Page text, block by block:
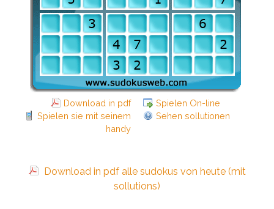
Download in pdf
Spielen On-line
Spielen sie mit seinem
handy
Sehen sollutionen
Download in pdf alle sudokus von heute (mit
sollutions)